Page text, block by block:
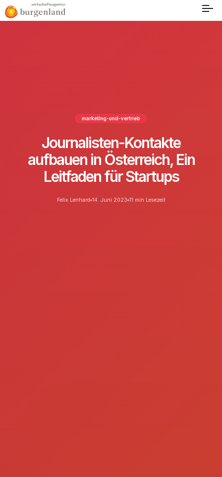
marketing-und-vertrieb
Journalisten-Kontakte
aufbauen in Österreich, Ein
Leitfaden für Startups
Felix Lenhard 14. Juni 2023 11 min Lesezeit